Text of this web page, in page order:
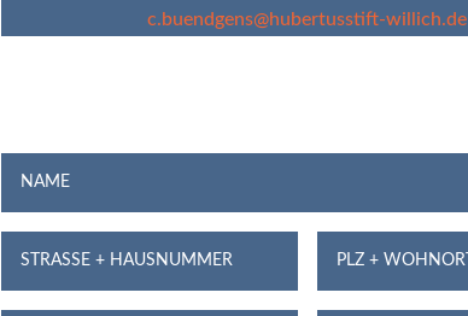
c.buendgens@hubertusstift-willich.de